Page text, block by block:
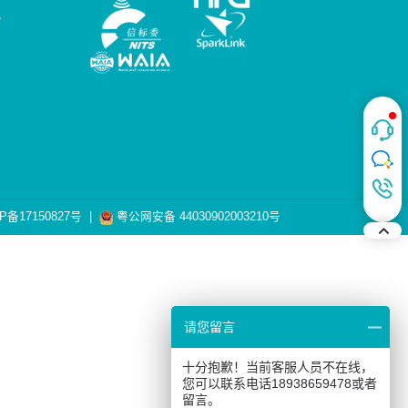
备17150827号 粤公网安备 44030902003210号
请您留言
十分抱歉！当前客服人员不在线，
您可以联系电话18938659478或者
留言。